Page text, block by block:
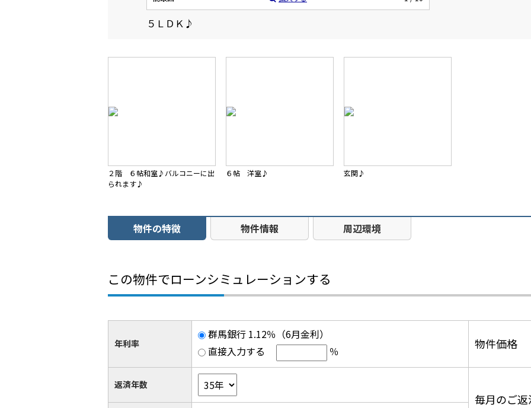
５ＬＤＫ♪
２階 ６帖和室♪バルコニーに出
られます♪
６帖 洋室♪ 玄関♪
物件の特徴 物件情報 周辺環境
この物件でローンシミュレーションする
年利率
群馬銀行 1.12％（6月金利）
直接入力する
％ 物件価格
返済年数
毎月のご